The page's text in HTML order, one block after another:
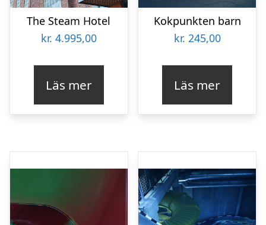
The Steam Hotel
kr. 4.995,00
Läs mer
Kokpunkten barn
kr. 245,00
Läs mer